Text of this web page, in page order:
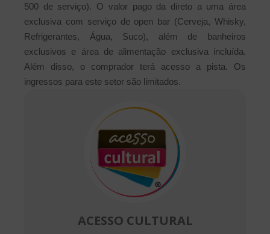
500 de serviço). O valor pago da direto a uma área
exclusiva com serviço de open bar (Cerveja, Whisky,
Refrigerantes, Água, Suco), além de banheiros
exclusivos e área de alimentação exclusiva incluída.
Além disso, o comprador terá acesso a pista. Os
ingressos para este setor são limitados.
ACESSO CULTURAL